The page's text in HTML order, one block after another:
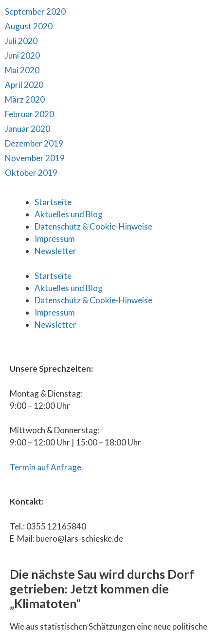
September 2020
August 2020
Juli 2020
Juni 2020
Mai 2020
April 2020
März 2020
Februar 2020
Januar 2020
Dezember 2019
November 2019
Oktober 2019
Startseite
Aktuelles und Blog
Datenschutz & Cookie-Hinweise
Impressum
Newsletter
Startseite
Aktuelles und Blog
Datenschutz & Cookie-Hinweise
Impressum
Newsletter
Unsere Sprechzeiten:
Montag & Dienstag:
9:00 – 12:00 Uhr
Mittwoch & Donnerstag:
9:00 – 12:00 Uhr | 15:00 – 18:00 Uhr
Termin auf Anfrage
Kontakt:
Tel.: 0355 12165840
E-Mail: buero@lars-schieske.de
Die nächste Sau wird durchs Dorf
getrieben: Jetzt kommen die
„Klimatoten“
Wie aus statistischen Schätzungen eine neue politische